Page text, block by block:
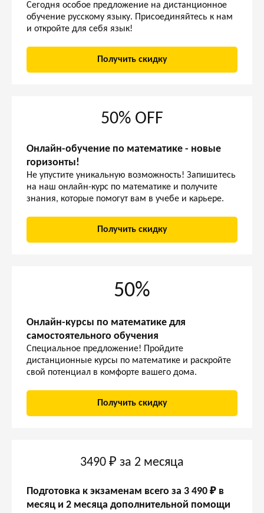
Сегодня особое предложение на дистанционное
обучение русскому языку. Присоединяйтесь к нам
и откройте для себя язык!
Получить скидку
50% OFF
Онлайн-обучение по математике - новые
горизонты!
Не упустите уникальную возможность! Запишитесь
на наш онлайн-курс по математике и получите
знания, которые помогут вам в учебе и карьере.
Получить скидку
50%
Онлайн-курсы по математике для
самостоятельного обучения
Специальное предложение! Пройдите
дистанционные курсы по математике и раскройте
свой потенциал в комфорте вашего дома.
Получить скидку
3490 ₽ за 2 месяца
Подготовка к экзаменам всего за 3 490 ₽ в
месяц и 2 месяца дополнительной помощи